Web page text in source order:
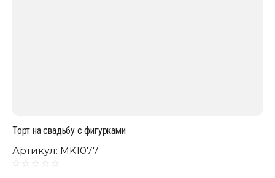
Торт на свадьбу с фигурками
Артикул: MK1077